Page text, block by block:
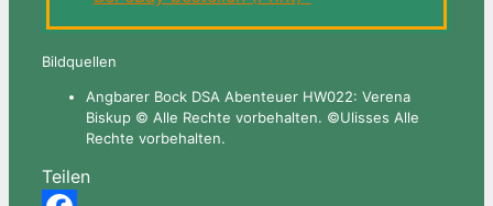
Bildquellen
Angbarer Bock DSA Abenteuer HW022: Verena
Biskup © Alle Rechte vorbehalten. ©Ulisses Alle
Rechte vorbehalten.
Teilen